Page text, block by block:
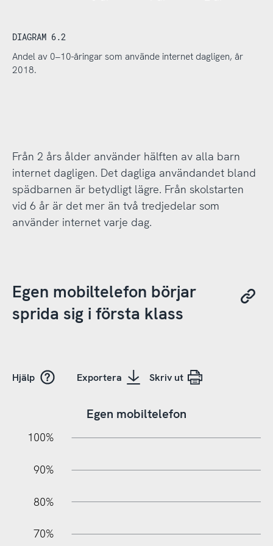
DIAGRAM 6.2
Andel av 0–10-åringar som använde internet dagligen, år
2018.
Från 2 års ålder använder hälften av alla barn
internet dagligen. Det dagliga användandet bland
spädbarnen är betydligt lägre. Från skolstarten
vid 6 år är det mer än två tredjedelar som
använder internet varje dag.
Egen mobiltelefon börjar
sprida sig i första klass
Hjälp Exportera Skriv ut
Egen mobiltelefon
100%
90%
80%
70%